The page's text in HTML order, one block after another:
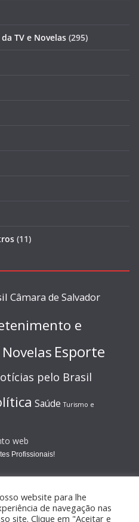
TV e Novelas (295)
(11)
Câmara de Salvador
e
Esporte
pelo Brasil
Saúde Turismo e
Profissionais!
website para lhe
de navegação nas
site. Clique em "Aceitar e